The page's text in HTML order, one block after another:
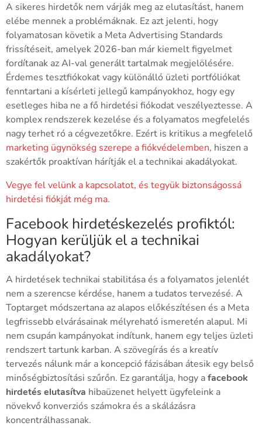
A sikeres hirdetők nem várják meg az elutasítást, hanem
elébe mennek a problémáknak. Ez azt jelenti, hogy
folyamatosan követik a Meta Advertising Standards
frissítéseit, amelyek 2026-ban már kiemelt figyelmet
fordítanak az AI-val generált tartalmak megjelölésére.
Érdemes tesztfiókokat vagy különálló üzleti portfóliókat
fenntartani a kísérleti jellegű kampányokhoz, hogy egy
esetleges hiba ne a fő hirdetési fiókodat veszélyeztesse. A
komplex rendszerek kezelése és a folyamatos megfelelés
nagy terhet ró a cégvezetőkre. Ezért is kritikus a megfelelő
marketing ügynökség szerepe a fiókvédelemben, hiszen a
szakértők proaktívan hárítják el a technikai akadályokat.
Vegye fel velünk a kapcsolatot, és tegyük biztonságossá
hirdetési fiókját még ma.
Facebook hirdetéskezelés profiktól:
Hogyan kerüljük el a technikai
akadályokat?
A hirdetések technikai stabilitása és a folyamatos jelenlét
nem a szerencse kérdése, hanem a tudatos tervezésé. A
Toptarget módszertana az alapos előkészítésen és a Meta
legfrissebb elvárásainak mélyreható ismeretén alapul. Mi
nem csupán kampányokat indítunk, hanem egy teljes üzleti
rendszert tartunk karban. A szövegírás és a kreatív
tervezés nálunk már a koncepció fázisában átesik egy belső
minőségbiztosítási szűrőn. Ez garantálja, hogy afacebook
hirdetés elutasítva hibaüzenet helyett ügyfeleink a
növekvő konverziós számokra és a skálázásra
koncentrálhassanak.